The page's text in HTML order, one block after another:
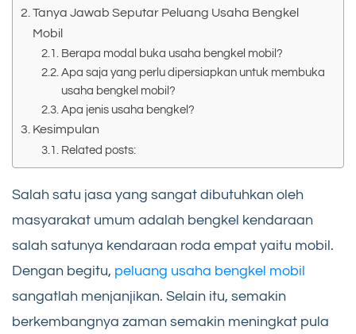
Tanya Jawab Seputar Peluang Usaha Bengkel
Mobil
Berapa modal buka usaha bengkel mobil?
Apa saja yang perlu dipersiapkan untuk membuka
usaha bengkel mobil?
Apa jenis usaha bengkel?
Kesimpulan
Related posts:
Salah satu jasa yang sangat dibutuhkan oleh
masyarakat umum adalah bengkel kendaraan
salah satunya kendaraan roda empat yaitu mobil.
Dengan begitu, peluang usaha bengkel mobil
sangatlah menjanjikan. Selain itu, semakin
berkembangnya zaman semakin meningkat pula